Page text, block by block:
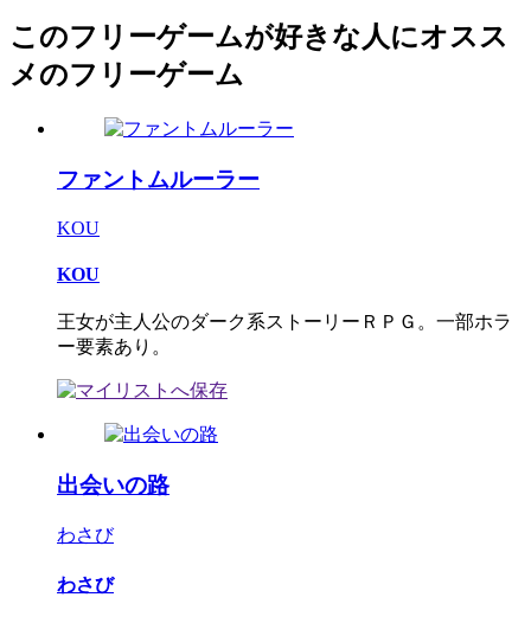
このフリーゲームが好きな人にオスス
メのフリーゲーム
ファントムルーラー
KOU
KOU
王女が主人公のダーク系ストーリーＲＰＧ。一部ホラ
ー要素あり。
出会いの路
わさび
わさび